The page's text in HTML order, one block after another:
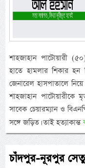
শাহজাহান পাটোয়ারী
হাতে হামলার শিকার
জেনারেল হাসপাতালে
শাহজাহান
সাবেক চেয়ারম্যান ও
সঙ্গে জড়িত। তাই হত্যাকান্ত
চাঁদপুর-নূরপুর